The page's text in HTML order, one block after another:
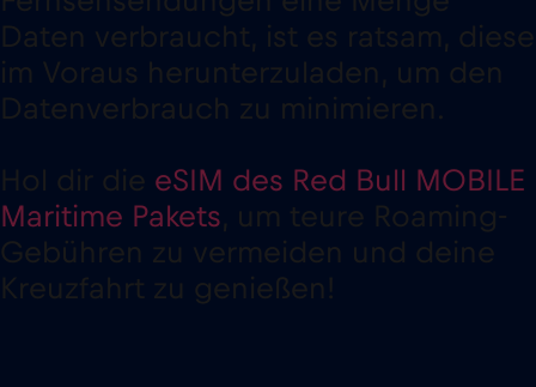
Daten verbraucht, ist es ratsam, diese
im Voraus herunterzuladen, um den
Datenverbrauch zu minimieren.
Hol dir die eSIM des Red Bull MOBILE
Maritime Pakets, um teure Roaming-
Gebühren zu vermeiden und deine
Kreuzfahrt zu genießen!